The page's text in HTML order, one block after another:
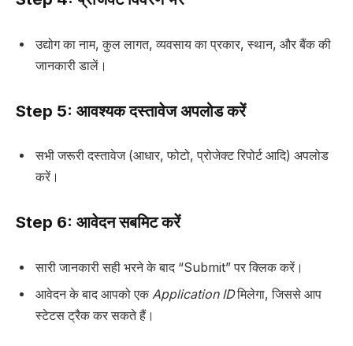
उद्योग का नाम, कुल लागत, व्यवसाय का प्रकार, स्थान, और बैंक की
जानकारी डालें।
Step 5: आवश्यक दस्तावेज अपलोड करें
सभी जरूरी दस्तावेज (आधार, फोटो, प्रोजेक्ट रिपोर्ट आदि) अपलोड
करें।
Step 6: आवेदन सबमिट करें
सारी जानकारी सही भरने के बाद “Submit” पर क्लिक करें।
आवेदन के बाद आपको एकApplication IDमिलेगा, जिससे आप
स्टेटस ट्रैक कर सकते हैं।